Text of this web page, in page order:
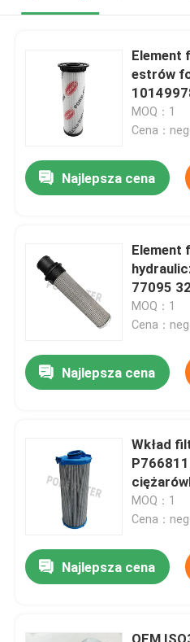
Element
estrów
B3.5
MOQ：1
Cena：
Najlepsza cena
Element
77095
MOQ：1
Cena：
Najlepsza cena
Wkład
MOQ：1
Cena：
Najlepsza cena
OEM